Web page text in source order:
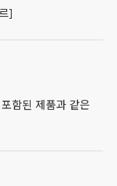
]
함된 제품과 같은